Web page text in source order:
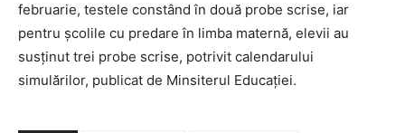
februarie, testele constând în două probe scrise, iar
pentru şcolile cu predare în limba maternă, elevii au
susţinut trei probe scrise, potrivit calendarului
simulărilor, publicat de Minsiterul Educaţiei.